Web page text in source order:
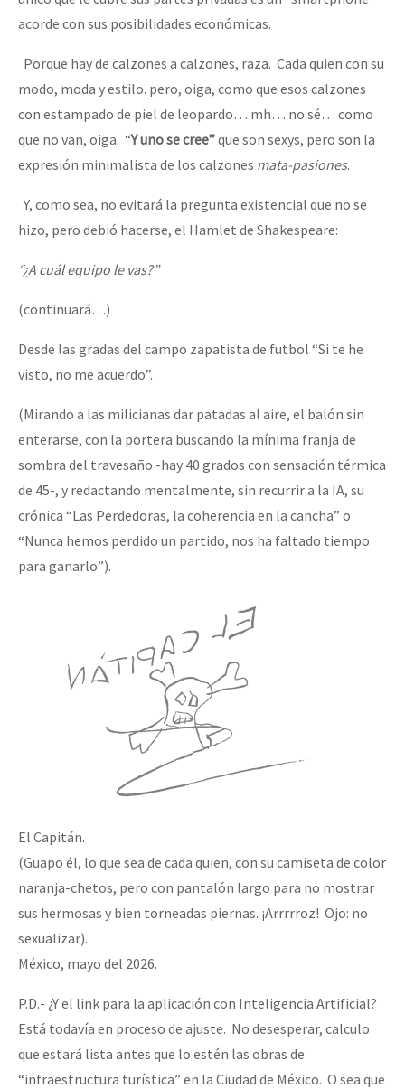
acorde con sus posibilidades económicas.
Porque hay de calzones a calzones, raza. Cada quien con su
modo, moda y estilo. pero, oiga, como que esos calzones
con estampado de piel de leopardo… mh… no sé… como
que no van, oiga. “Y uno se cree”que son sexys, pero son la
expresión minimalista de los calzones mata-pasiones.
Y, como sea, no evitará la pregunta existencial que no se
hizo, pero debió hacerse, el Hamlet de Shakespeare:
“¿A cuál equipo le vas?”
(continuará…)
Desde las gradas del campo zapatista de futbol “Si te he
visto, no me acuerdo”.
(Mirando a las milicianas dar patadas al aire, el balón sin
enterarse, con la portera buscando la mínima franja de
sombra del travesaño -hay 40 grados con sensación térmica
de 45-, y redactando mentalmente, sin recurrir a la IA, su
crónica “Las Perdedoras, la coherencia en la cancha” o
“Nunca hemos perdido un partido, nos ha faltado tiempo
para ganarlo”).
El Capitán.
(Guapo él, lo que sea de cada quien, con su camiseta de color
naranja-chetos, pero con pantalón largo para no mostrar
sus hermosas y bien torneadas piernas. ¡Arrrrroz! Ojo: no
sexualizar).
México, mayo del 2026.
P.D.- ¿Y el link para la aplicación con Inteligencia Artificial?
Está todavía en proceso de ajuste. No desesperar, calculo
que estará lista antes que lo estén las obras de
“infraestructura turística” en la Ciudad de México. O sea que